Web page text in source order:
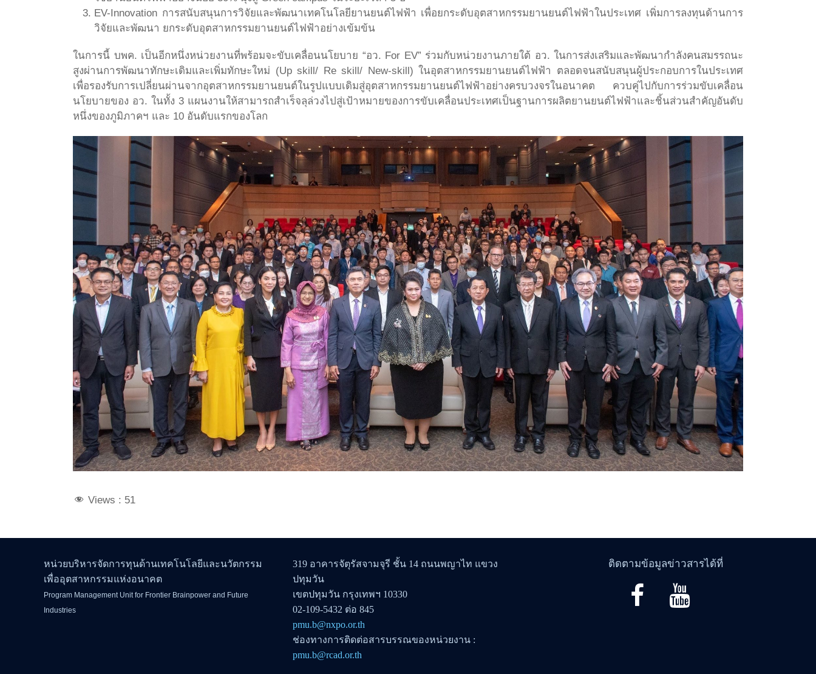
EV-Innovation การสนับสนุนการวิจัยและพัฒนาเทคโนโลยียานยนต์ไฟฟ้า เพื่อยกระดับอุตสาหกรรมยานยนต์ไฟฟ้าในประเทศ เพิ่มการลงทุนด้านการ
วิจัยและพัฒนา ยกระดับอุตสาหกรรมยานยนต์ไฟฟ้าอย่างเข้มข้น
ในการนี้ บพค. เป็นอีกหนึ่งหน่วยงานที่พร้อมจะขับเคลื่อนนโยบาย “อว. For EV” ร่วมกับหน่วยงานภายใต้ อว. ในการส่งเสริมและพัฒนากำลังคนสมรรถนะ
สูงผ่านการพัฒนาทักษะเดิมและเพิ่มทักษะใหม่ (Up skill/ Re skill/ New-skill) ในอุตสาหกรรมยานยนต์ไฟฟ้า ตลอดจนสนับสนุนผู้ประกอบการในประเทศ
เพื่อรองรับการเปลี่ยนผ่านจากอุตสาหกรรมยานยนต์ในรูปแบบเดิมสู่อุตสาหกรรมยานยนต์ไฟฟ้าอย่างครบวงจรในอนาคต ควบคู่ไปกับการร่วมขับเคลื่อน
นโยบายของ อว. ในทั้ง 3 แผนงานให้สามารถสำเร็จลุล่วงไปสู่เป้าหมายของการขับเคลื่อนประเทศเป็นฐานการผลิตยานยนต์ไฟฟ้าและชิ้นส่วนสำคัญอันดับ
หนึ่งของภูมิภาคฯ และ 10 อันดับแรกของโลก
Views : 51
หน่วยบริหารจัดการทุนด้านเทคโนโลยีและนวัตกรรม
เพื่ออุตสาหกรรมแห่งอนาคต
Program Management Unit for Frontier Brainpower and Future
Industries
319 อาคารจัตุรัสจามจุรี ชั้น 14 ถนนพญาไท แขวง
ปทุมวัน
เขตปทุมวัน กรุงเทพฯ 10330
02-109-5432 ต่อ 845
pmu.b@nxpo.or.th
ช่องทางการติดต่อสารบรรณของหน่วยงาน :
pmu.b@rcad.or.th
ติดตามข้อมูลข่าวสารได้ที่